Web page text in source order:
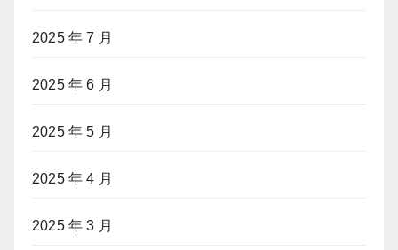
2025 年 7 月
2025 年 6 月
2025 年 5 月
2025 年 4 月
2025 年 3 月